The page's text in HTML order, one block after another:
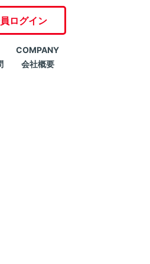
ログイン
COMPANY
会社概要